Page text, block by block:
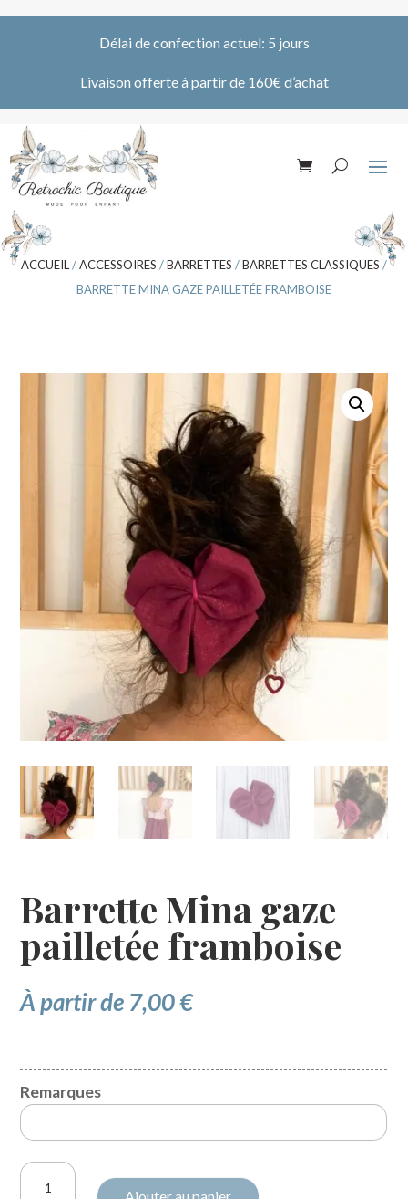
Délai de confection actuel: 5 jours
Livaison offerte à partir de 160€ d’achat
ACCUEIL /ACCESSOIRES /BARRETTES /BARRETTES CLASSIQUES /
BARRETTE MINA GAZE PAILLETÉE FRAMBOISE
Barrette Mina gaze
pailletée framboise
À partir de 7,00€
Remarques
quantité